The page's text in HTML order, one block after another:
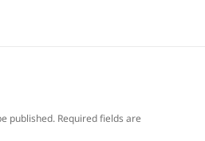
published. Required fields are